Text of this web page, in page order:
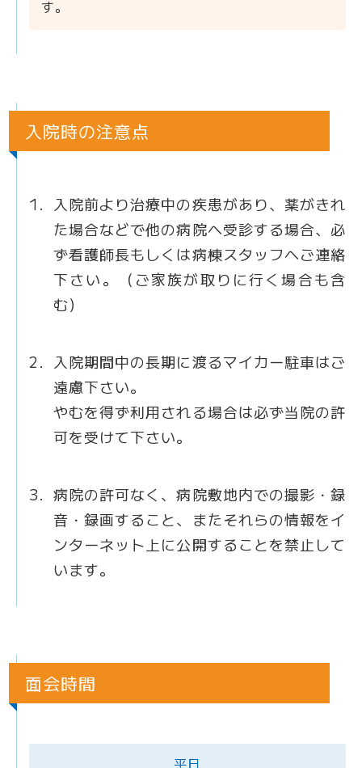
す。
入院時の注意点
入院前より治療中の疾患があり、薬がきれ
た場合などで他の病院へ受診する場合、必
ず看護師長もしくは病棟スタッフへご連絡
下さい。（ご家族が取りに行く場合も含
む）
入院期間中の長期に渡るマイカー駐車はご
遠慮下さい。
やむを得ず利用される場合は必ず当院の許
可を受けて下さい。
病院の許可なく、病院敷地内での撮影・録
音・録画すること、またそれらの情報をイ
ンターネット上に公開することを禁止して
います。
面会時間
平日